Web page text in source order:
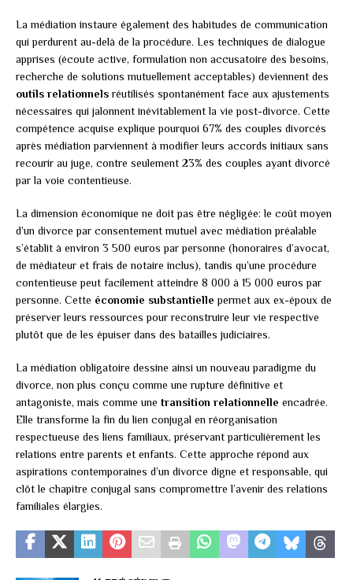
La médiation instaure également des habitudes de communication
qui perdurent au-delà de la procédure. Les techniques de dialogue
apprises (écoute active, formulation non accusatoire des besoins,
recherche de solutions mutuellement acceptables) deviennent des
outils relationnelsréutilisés spontanément face aux ajustements
nécessaires qui jalonnent inévitablement la vie post-divorce. Cette
compétence acquise explique pourquoi 67% des couples divorcés
après médiation parviennent à modifier leurs accords initiaux sans
recourir au juge, contre seulement 23% des couples ayant divorcé
par la voie contentieuse.
La dimension économique ne doit pas être négligée: le coût moyen
d’un divorce par consentement mutuel avec médiation préalable
s’établit à environ 3 500 euros par personne (honoraires d’avocat,
de médiateur et frais de notaire inclus), tandis qu’une procédure
contentieuse peut facilement atteindre 8 000 à 15 000 euros par
personne. Cette économie substantielle permet aux ex-époux de
préserver leurs ressources pour reconstruire leur vie respective
plutôt que de les épuiser dans des batailles judiciaires.
La médiation obligatoire dessine ainsi un nouveau paradigme du
divorce, non plus conçu comme une rupture définitive et
antagoniste, mais comme une transition relationnelle encadrée.
Elle transforme la fin du lien conjugal en réorganisation
respectueuse des liens familiaux, préservant particulièrement les
relations entre parents et enfants. Cette approche répond aux
aspirations contemporaines d’un divorce digne et responsable, qui
clôt le chapitre conjugal sans compromettre l’avenir des relations
familiales élargies.